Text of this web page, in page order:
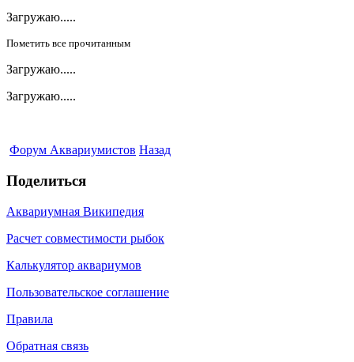
Загружаю.....
Пометить все прочитанным
Загружаю.....
Загружаю.....
Форум Аквариумистов Назад
Поделиться
Аквариумная Википедия
Расчет совместимости рыбок
Калькулятор аквариумов
Пользовательское соглашение
Правила
Обратная связь